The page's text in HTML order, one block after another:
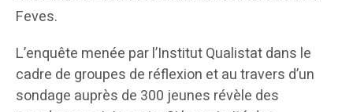
Feves.
L’enquête menée par l’Institut Qualistat dans le
cadre de groupes de réflexion et au travers d’un
sondage auprès de 300 jeunes révèle des